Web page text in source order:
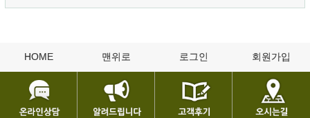
HOME 맨위로 로그인 회원가입